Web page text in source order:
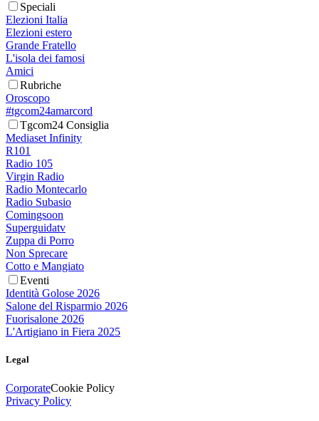
Speciali
Elezioni Italia
Elezioni estero
Grande Fratello
L'isola dei famosi
Amici
Rubriche
Oroscopo
#tgcom24amarcord
Tgcom24 Consiglia
Mediaset Infinity
R101
Radio 105
Virgin Radio
Radio Montecarlo
Radio Subasio
Comingsoon
Superguidatv
Zuppa di Porro
Non Sprecare
Cotto e Mangiato
Eventi
Identità Golose 2026
Salone del Risparmio 2026
Fuorisalone 2026
L'Artigiano in Fiera 2025
Legal
CorporateCookie Policy
Privacy Policy